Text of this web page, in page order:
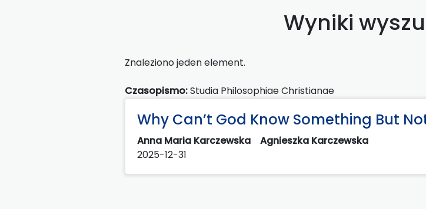
Wyniki
Znaleziono jeden element.
Czasopismo:Studia Philosophiae Christianae
Why Can’t God Know Something But
Anna Maria Karczewska Agnieszka Karczewska
2025-12-31